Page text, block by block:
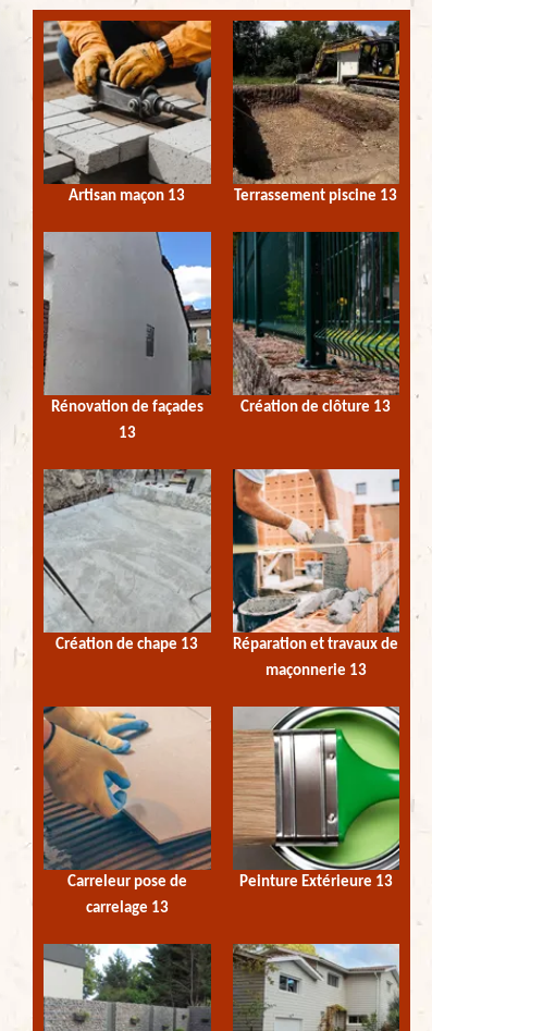
Artisan maçon 13 Terrassement piscine 13
Rénovation de façades
13
Création de clôture 13
Création de chape 13
Réparation et travaux de
maçonnerie 13
Carreleur pose de
carrelage 13
Peinture Extérieure 13